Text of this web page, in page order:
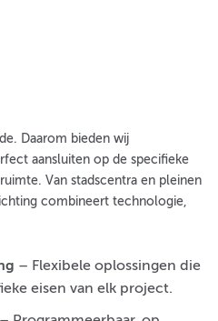
Daarom bieden wij
aansluiten op de specifieke
Van stadscentra en pleinen
combineert technologie,
– Flexibele oplossingen die
eisen van elk project.